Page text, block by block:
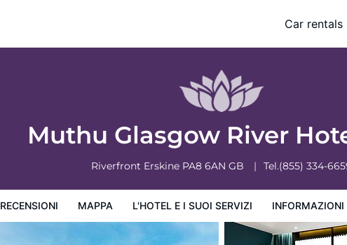
Car rentals
Muthu Glasgow River
Riverfront Erskine PA8 6AN GB Tel.(855) 334-
RECENSIONI MAPPA L'HOTEL E I SUOI SERVIZI INFORMAZIONI
Condizioni dell'hotel